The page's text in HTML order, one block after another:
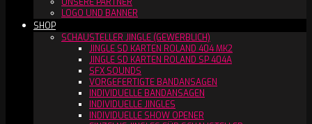
LOGO UND BANNER
SHOP
SCHAUSTELLER JINGLE (GEWERBLICH)
JINGLE SD KARTEN ROLAND 404 MK2
JINGLE SD KARTEN ROLAND SP 404A
SFX SOUNDS
VORGEFERTIGTE BANDANSAGEN
INDIVIDUELLE BANDANSAGEN
INDIVIDUELLE JINGLES
INDIVIDUELLE SHOW OPENER